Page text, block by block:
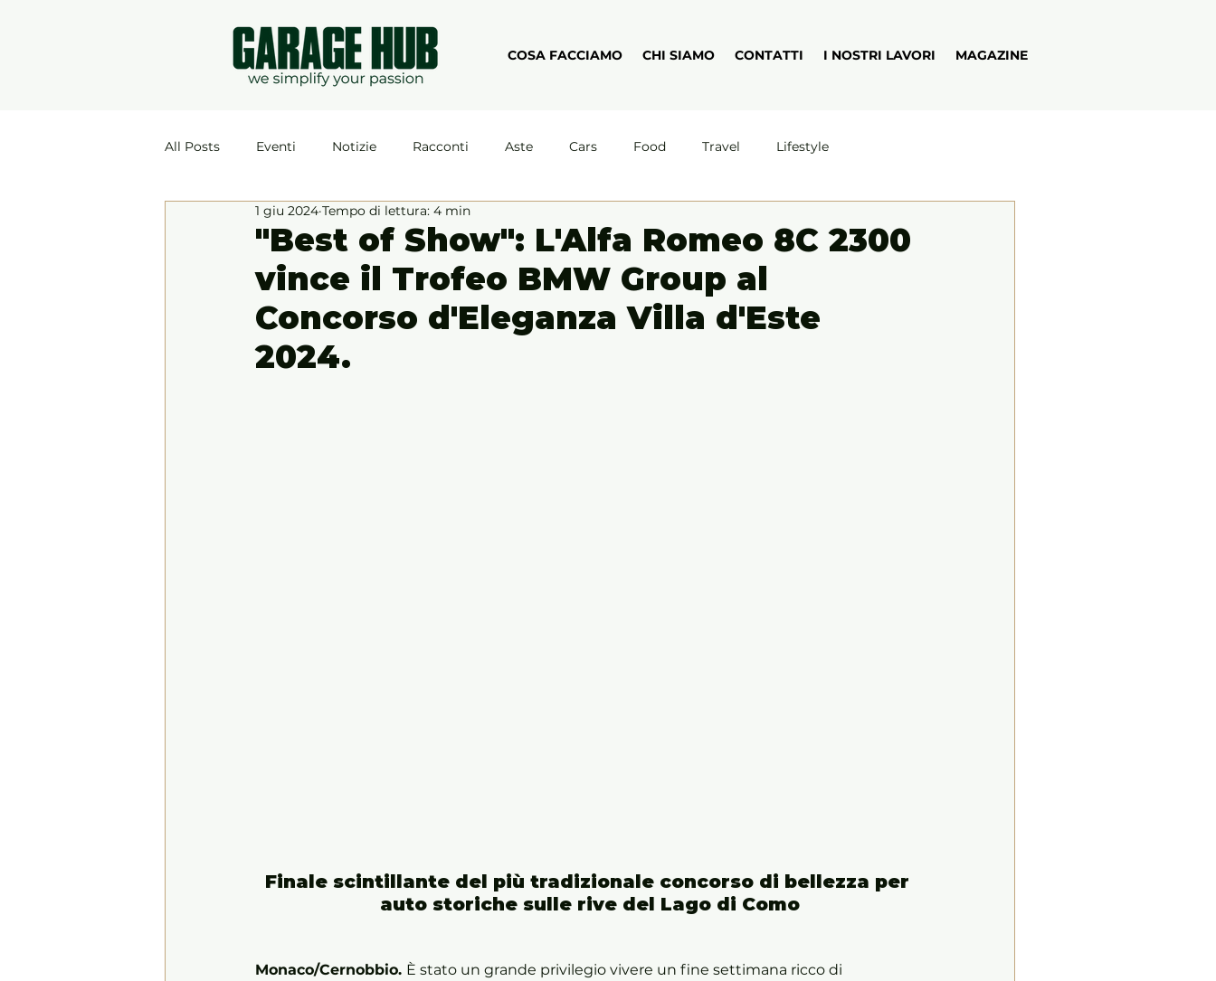
COSA FACCIAMO CHI SIAMO CONTATTI I NOSTRI LAVORI MAGAZINE
All Posts Eventi Notizie Racconti Aste Cars Food Travel Lifestyle
"Best of Show": L'Alfa Romeo 8C 2300
vince il Trofeo BMW Group al
Concorso d'Eleganza Villa d'Este
2024.
1 giu 2024 Tempo di lettura: 4 min
Finale scintillante del più tradizionale concorso di bellezza per
auto storiche sulle rive del Lago di Como
Monaco/Cernobbio. È stato un grande privilegio vivere un fine settimana ricco di